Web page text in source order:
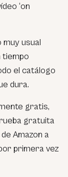
‘on
usual
tiempo
el catálogo
dura.
gratis,
gratuita
Amazon a
primera vez